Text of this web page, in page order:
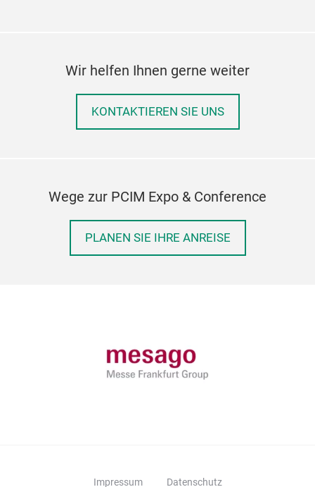
Wir helfen Ihnen gerne weiter
KONTAKTIEREN SIE UNS
Wege zur PCIM Expo & Conference
PLANEN SIE IHRE ANREISE
Impressum Datenschutz